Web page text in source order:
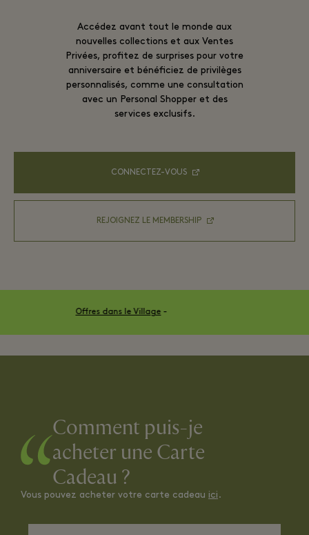
Accédez avant tout le monde aux
nouvelles collections et aux Ventes
Privées, profitez de surprises pour votre
anniversaire et bénéficiez de privilèges
personnalisés, comme une consultation
avec un Personal Shopper et des
services exclusifs.
CONNECTEZ-VOUS
REJOIGNEZ LE MEMBERSHIP
Offres dans le Village
Comment puis-je
acheter une Carte
Cadeau ?
Vous pouvez acheter votre carte cadeau ici .